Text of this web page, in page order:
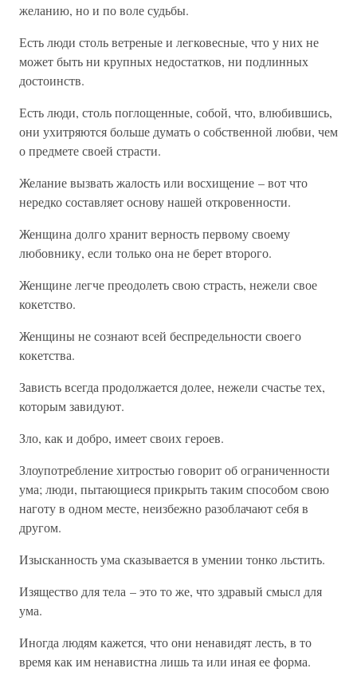
желанию, но и по воле судьбы.
Есть люди столь ветреные и легковесные, что у них не
может быть ни крупных недостатков, ни подлинных
достоинств.
Есть люди, столь поглощенные, собой, что, влюбившись,
они ухитряются больше думать о собственной любви, чем
о предмете своей страсти.
Желание вызвать жалость или восхищение – вот что
нередко составляет основу нашей откровенности.
Женщина долго хранит верность первому своему
любовнику, если только она не берет второго.
Женщине легче преодолеть свою страсть, нежели свое
кокетство.
Женщины не сознают всей беспредельности своего
кокетства.
Зависть всегда продолжается долее, нежели счастье тех,
которым завидуют.
Зло, как и добро, имеет своих героев.
Злоупотребление хитростью говорит об ограниченности
ума; люди, пытающиеся прикрыть таким способом свою
наготу в одном месте, неизбежно разоблачают себя в
другом.
Изысканность ума сказывается в умении тонко льстить.
Изящество для тела – это то же, что здравый смысл для
ума.
Иногда людям кажется, что они ненавидят лесть, в то
время как им ненавистна лишь та или иная ее форма.